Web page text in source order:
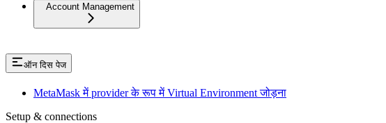
Account Management
ऑन दिस पेज
MetaMask में provider के रूप में Virtual Environment जोड़ना
Setup & connections